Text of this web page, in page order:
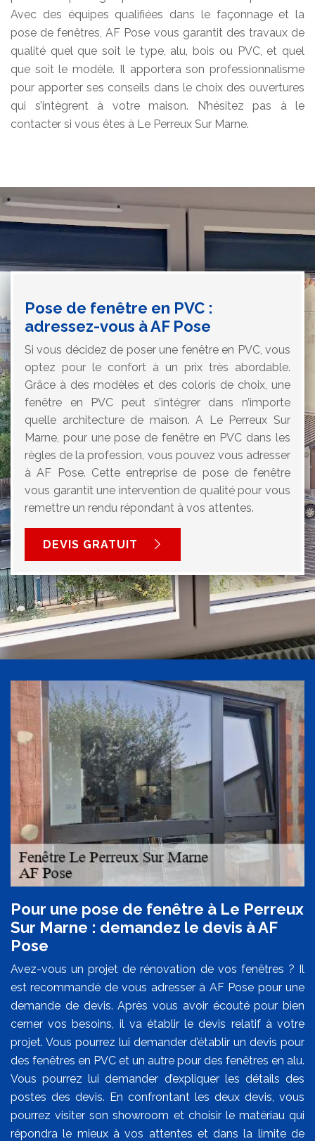
Avec des équipes qualifiées dans le façonnage et la
pose de fenêtres, AF Pose vous garantit des travaux de
qualité quel que soit le type, alu, bois ou PVC, et quel
que soit le modèle. Il apportera son professionnalisme
pour apporter ses conseils dans le choix des ouvertures
qui s’intègrent à votre maison. N’hésitez pas à le
contacter si vous êtes à Le Perreux Sur Marne.
Pose de fenêtre en PVC :
adressez-vous à AF Pose
Si vous décidez de poser une fenêtre en PVC, vous
optez pour le confort à un prix très abordable.
Grâce à des modèles et des coloris de choix, une
fenêtre en PVC peut s’intégrer dans n’importe
quelle architecture de maison. A Le Perreux Sur
Marne, pour une pose de fenêtre en PVC dans les
règles de la profession, vous pouvez vous adresser
à AF Pose. Cette entreprise de pose de fenêtre
vous garantit une intervention de qualité pour vous
remettre un rendu répondant à vos attentes.
DEVIS GRATUIT
Pour une pose de fenêtre à Le Perreux
Sur Marne : demandez le devis à AF
Pose
Avez-vous un projet de rénovation de vos fenêtres ? Il
est recommandé de vous adresser à AF Pose pour une
demande de devis. Après vous avoir écouté pour bien
cerner vos besoins, il va établir le devis relatif à votre
projet. Vous pourrez lui demander d’établir un devis pour
des fenêtres en PVC et un autre pour des fenêtres en alu.
Vous pourrez lui demander d’expliquer les détails des
postes des devis. En confrontant les deux devis, vous
pourrez visiter son showroom et choisir le matériau qui
répondra le mieux à vos attentes et dans la limite de